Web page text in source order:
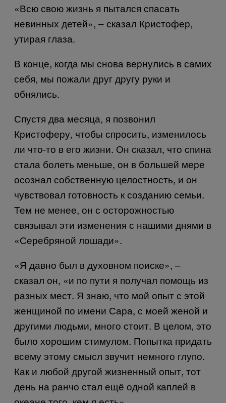
«Всю свою жизнь я пытался спасать
невинных детей», – сказал Кристофер,
утирая глаза.
В конце, когда мы снова вернулись в самих
себя, мы пожали друг другу руки и
обнялись.
Спустя два месяца, я позвонил
Кристоферу, чтобы спросить, изменилось
ли что-то в его жизни. Он сказал, что спина
стала болеть меньше, он в большей мере
осознал собственную целостность, и он
чувствовал готовность к созданию семьи.
Тем не менее, он с осторожностью
связывал эти изменения с нашими днями в
«Серебряной лошади».
«Я давно был в духовном поиске», –
сказал он, «и по пути я получал помощь из
разных мест. Я знаю, что мой опыт с этой
женщиной по имени Сара, с моей женой и
другими людьми, много стоит. В целом, это
было хорошим стимулом. Попытка придать
всему этому смысл звучит немного глупо.
Как и любой другой жизненный опыт, тот
день на ранчо стал ещё одной каплей в